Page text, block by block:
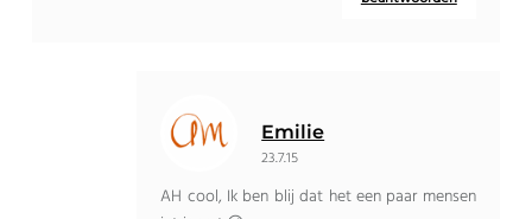
Emilie
23.7.15
AH cool, Ik ben blij dat het een paar mensen